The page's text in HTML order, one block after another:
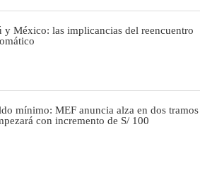
y México: las implicancias del reencuentro
mínimo: MEF anuncia alza en dos tramos
con incremento de S/ 100